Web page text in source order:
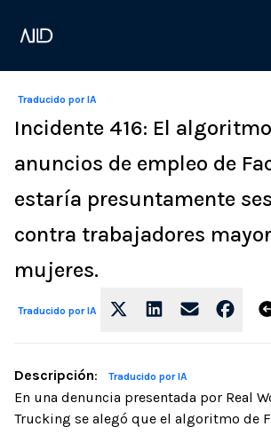
Traducido por IA
Incidente 416: El
anuncios de empleo de
estaría presuntamente
contra trabajadores
mujeres.
Traducido por IA
Descripción: Traducido por IA
En una denuncia presentada por Real
Trucking se alegó que el algoritmo de